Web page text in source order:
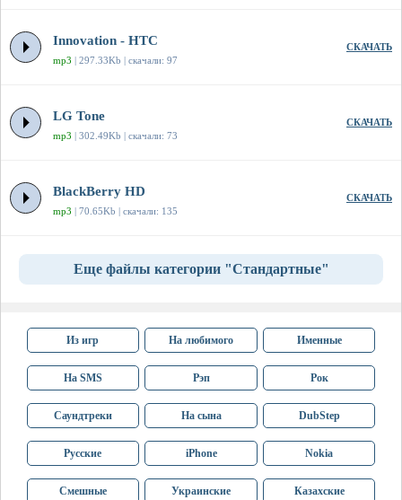
Innovation - HTC
mp3 | 297.33Kb | скачали: 97
СКАЧАТЬ
LG Tone
mp3 | 302.49Kb | скачали: 73
СКАЧАТЬ
BlackBerry HD
mp3 | 70.65Kb | скачали: 135
СКАЧАТЬ
Еще файлы категории "Стандартные"
Из игр На любимого Именные
На SMS Рэп Рок
Саундтреки На сына DubStep
Русские iPhone Nokia
Смешные Украинские Казахские